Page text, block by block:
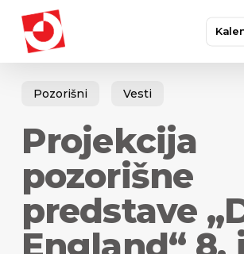
main
Pozorišni Vesti
Projekcija
pozorišne
predstave
England“ 8.